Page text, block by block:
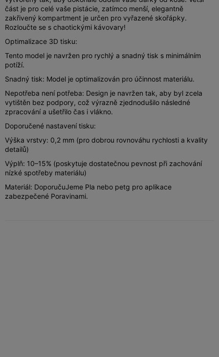
část je pro celé vaše pistácie, zatímco menší, elegantně
zakřivený kompartment je určen pro vyřazené skořápky.
Rozloučte se s chaotickými kávovary!
Optimalizace 3D tisku:
Tento model je navržen pro rychlý a snadný tisk s minimálním
potíží.
Snadný tisk: Model je optimalizován pro účinnost materiálu.
Nepotřeba není potřeba: Design je navržen tak, aby byl zcela
vytištěn bez podpory, což výrazně zjednodušilo následné
zpracování a ušetřilo čas i vlákno.
Doporučené nastavení tisku:
Výška vrstvy: 0,2 mm (pro dobrou rovnováhu rychlosti a kvality
detailů)
Výplň: 10–15% (poskytuje dostatečnou pevnost při zachování
nízké spotřeby materiálu)
Materiál: DoporučuJeme Pla nebo petg pro aplikace
zabezpečené Poravinami.